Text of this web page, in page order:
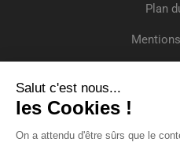
Inscrivez-vous
Plan
Salut c'est nous...
les Cookies !
On a attendu d'être sûrs que le